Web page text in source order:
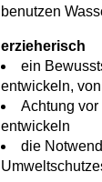
benutzen
erzieherisch
ein
entwickeln,
Achtung vor
entwickeln
die